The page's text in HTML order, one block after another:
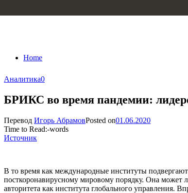
Home
Аналитика0
БРИКС во время пандемии:
Перевод Игорь АбрамовPosted on01.06.2020
Time to Read:-words
Источник
В то время как международные институты
посткоронавирусному мировому порядку. Она может
авторитета как института глобального